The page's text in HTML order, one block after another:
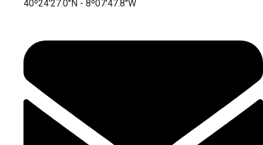
40º24'27.0''N - 8º07'47.8''W